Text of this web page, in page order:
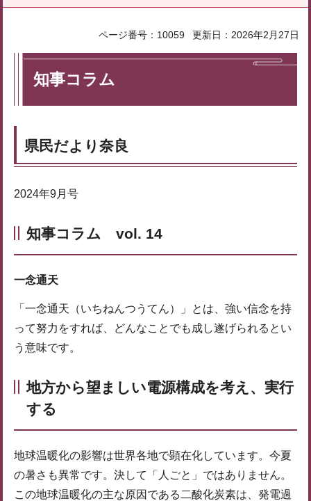
ページ番号：10059 更新日：2026年2月27日
知事コラム
県民だより奈良
2024年9月号
知事コラム vol. 14
一念通天
「一念通天（いちねんつうてん）」とは、強い信念を持
って努力をすれば、どんなことでも成し遂げられるとい
う意味です。
地方から望ましい電源構成を考え、実行
する
地球温暖化の影響は世界各地で顕在化しています。今夏
の暑さも異常です。決して「人ごと」ではありません。
この地球温暖化の主な原因である二酸化炭素は、発電過